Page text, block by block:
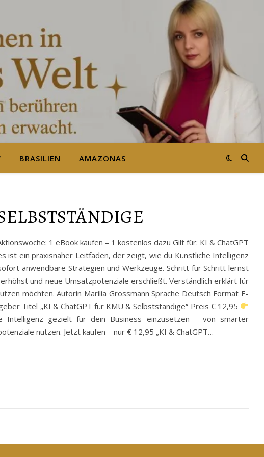
BRASILIEN AMAZONAS
1 eBook kaufen – 1 kostenlos dazu Gilt für: KI & ChatGPT
ist ein praxisnaher Leitfaden, der zeigt, wie du Künstliche Intelligenz
anwendbare Strategien und Werkzeuge. Schritt für Schritt lernst
und neue Umsatzpotenziale erschließt. Verständlich erklärt für
möchten. Autorin Marilia Grossmann Sprache Deutsch Format E-
Titel „KI & ChatGPT für KMU & Selbstständige“ Preis € 12,95
Intelligenz gezielt für dein Business einzusetzen – von smarter
nutzen. Jetzt kaufen – nur € 12,95 „KI & ChatGPT…